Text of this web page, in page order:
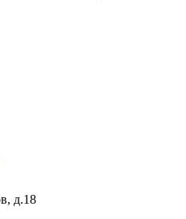
д.18